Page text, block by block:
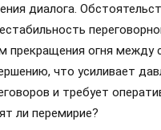
диалога.
прекращения огня между
что усиливает
и требует
ли перемирие?